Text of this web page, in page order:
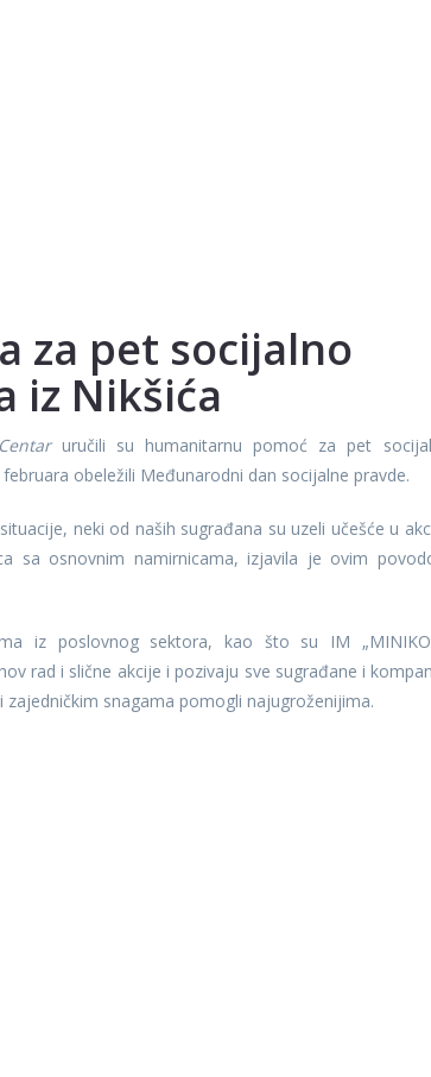
za pet socijalno
iz Nikšića
uručili su humanitarnu pomoć za pet
obeležili Međunarodni dan socijalne pravde.
neki od naših sugrađana su uzeli učešće u
sa osnovnim namirnicama, izjavila je ovim
iz poslovnog sektora, kao što su IM
rad i slične akcije i pozivaju sve sugrađane i
snagama pomogli najugroženijima.